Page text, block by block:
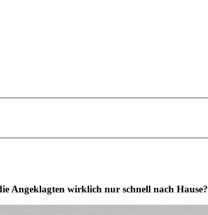
Angeklagten wirklich nur schnell nach Hause?